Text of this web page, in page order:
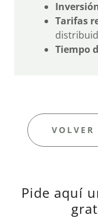
Tarifas
Tiempo
Pide aquí